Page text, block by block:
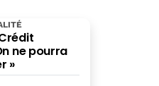
ne pourra
»